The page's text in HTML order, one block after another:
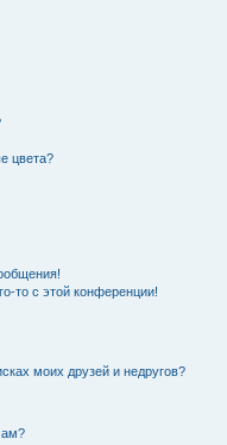
цвета?
то с этой конференции!
моих друзей и недругов?